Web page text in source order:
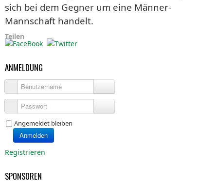
sich bei dem Gegner um eine Männer-
Mannschaft handelt.
Teilen
ANMELDUNG
Benutzername
Passwort
Angemeldet bleiben
Anmelden
Registrieren
SPONSOREN